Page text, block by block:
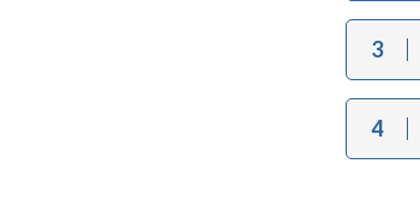
3
4